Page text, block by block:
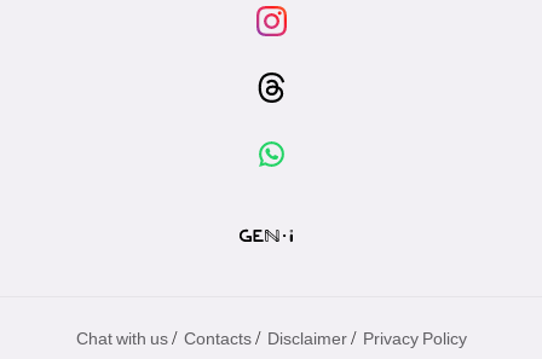
Chat with us / Contacts / Disclaimer / Privacy Policy